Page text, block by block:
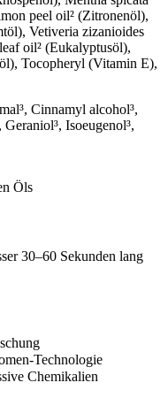
peel oil² (Zitronenöl),
Vetiveria zizanioides
oil² (Eukalyptusöl),
Tocopheryl (Vitamin E),
Cinnamyl alcohol³,
Isoeugenol³,
Öls
30–60 Sekunden lang
Technologie
Chemikalien